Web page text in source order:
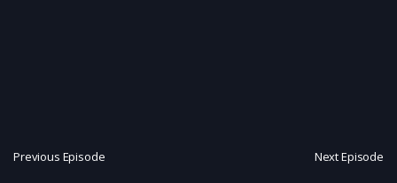
Previous Episode Next Episode